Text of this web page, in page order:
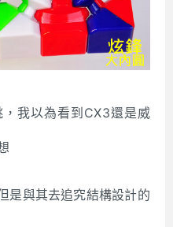
我以為看到CX3還是威
是與其去追究結構設計的